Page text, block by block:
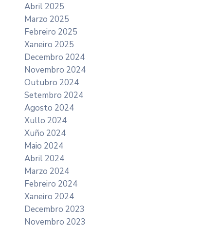
Abril 2025
Marzo 2025
Febreiro 2025
Xaneiro 2025
Decembro 2024
Novembro 2024
Outubro 2024
Setembro 2024
Agosto 2024
Xullo 2024
Xuño 2024
Maio 2024
Abril 2024
Marzo 2024
Febreiro 2024
Xaneiro 2024
Decembro 2023
Novembro 2023